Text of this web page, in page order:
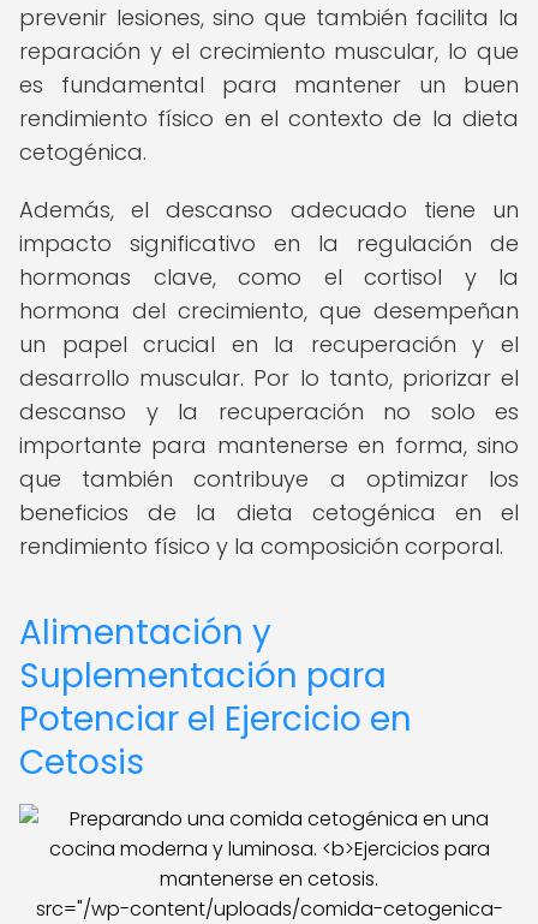
prevenir lesiones, sino que también facilita la
reparación y el crecimiento muscular, lo que
es fundamental para mantener un buen
rendimiento físico en el contexto de la dieta
cetogénica.
Además, el descanso adecuado tiene un
impacto significativo en la regulación de
hormonas clave, como el cortisol y la
hormona del crecimiento, que desempeñan
un papel crucial en la recuperación y el
desarrollo muscular. Por lo tanto, priorizar el
descanso y la recuperación no solo es
importante para mantenerse en forma, sino
que también contribuye a optimizar los
beneficios de la dieta cetogénica en el
rendimiento físico y la composición corporal.
Alimentación y
Suplementación para
Potenciar el Ejercicio en
Cetosis
src="/wp-content/uploads/comida-cetogenica-